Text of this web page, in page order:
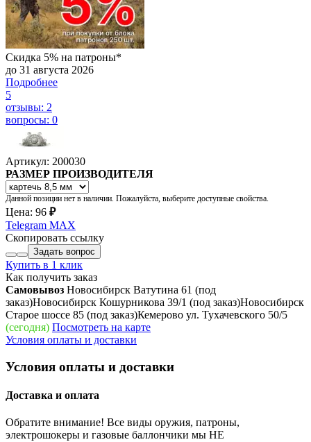
Скидка 5% на патроны*
до 31 августа 2026
Подробнее
5
отзывы: 2
вопросы: 0
Артикул: 200030
РАЗМЕР ПРОИЗВОДИТЕЛЯ
Данной позиции нет в наличии. Пожалуйста, выберите доступные свойства.
Цена: 96 ₽
Telegram MAX
Скопировать ссылку
Задать вопрос
Купить в 1 клик
Как получить заказ
Самовывоз Новосибирск Ватутина 61 (под
заказ)Новосибирск Кошурникова 39/1 (под заказ)Новосибирск
Старое шоссе 85 (под заказ)Кемерово ул. Тухачевского 50/5
(сегодня) Посмотреть на карте
Условия оплаты и доставки
Условия оплаты и доставки
Доставка и оплата
Обратите внимание! Все виды оружия, патроны,
электрошокеры и газовые баллончики мы НЕ